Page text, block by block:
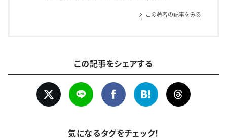
この著者の記事をみる
この記事をシェアする
気になるタグをチェック！